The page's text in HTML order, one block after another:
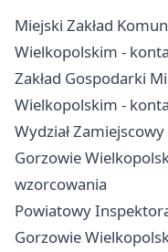
Miejski Zakład
Wielkopolskim -
Zakład Gospodarki
Wielkopolskim -
Wydział
Gorzowie
wzorcowania
Powiatowy
Gorzowie